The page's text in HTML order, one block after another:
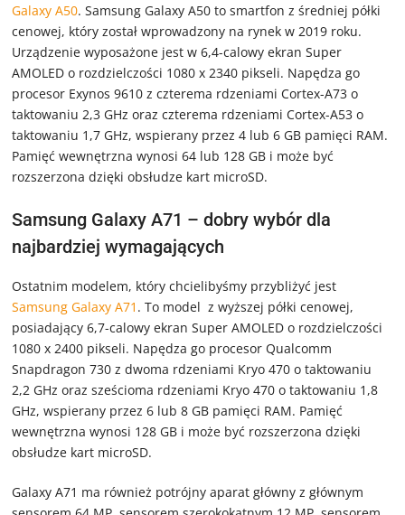
Galaxy A50. Samsung Galaxy A50 to smartfon z średniej półki
cenowej, który został wprowadzony na rynek w 2019 roku.
Urządzenie wyposażone jest w 6,4-calowy ekran Super
AMOLED o rozdzielczości 1080 x 2340 pikseli. Napędza go
procesor Exynos 9610 z czterema rdzeniami Cortex-A73 o
taktowaniu 2,3 GHz oraz czterema rdzeniami Cortex-A53 o
taktowaniu 1,7 GHz, wspierany przez 4 lub 6 GB pamięci RAM.
Pamięć wewnętrzna wynosi 64 lub 128 GB i może być
rozszerzona dzięki obsłudze kart microSD.
Samsung Galaxy A71 – dobry wybór dla
najbardziej wymagających
Ostatnim modelem, który chcielibyśmy przybliżyć jest
Samsung Galaxy A71 . To model z wyższej półki cenowej,
posiadający 6,7-calowy ekran Super AMOLED o rozdzielczości
1080 x 2400 pikseli. Napędza go procesor Qualcomm
Snapdragon 730 z dwoma rdzeniami Kryo 470 o taktowaniu
2,2 GHz oraz sześcioma rdzeniami Kryo 470 o taktowaniu 1,8
GHz, wspierany przez 6 lub 8 GB pamięci RAM. Pamięć
wewnętrzna wynosi 128 GB i może być rozszerzona dzięki
obsłudze kart microSD.
Galaxy A71 ma również potrójny aparat główny z głównym